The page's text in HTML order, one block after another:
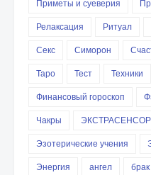
Приметы и суеверия
Релаксация
Ритуал
Секс
Симорон
Таро
Тест Техники
Финансовый гороскоп
Чакры
Эзотерические учения
Энергия
ангел брак